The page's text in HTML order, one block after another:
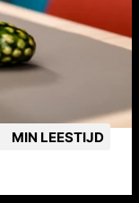
MIN LEESTIJD